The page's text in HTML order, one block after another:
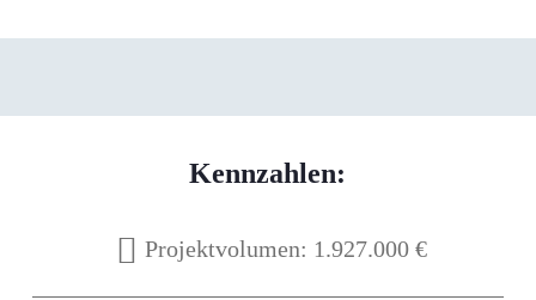
Kennzahlen:
Projektvolumen: 1.927.000 €